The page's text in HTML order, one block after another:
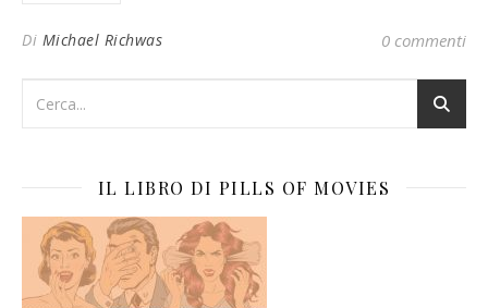
Di Michael Richwas 0 commenti
IL LIBRO DI PILLS OF MOVIES